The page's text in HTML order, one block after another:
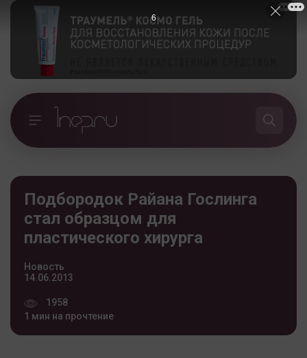
Подбородок Райана Гослинга
стал образцом для
пластического хирурга
Новость
14.06.2013
1958
1 мин на прочтение
5